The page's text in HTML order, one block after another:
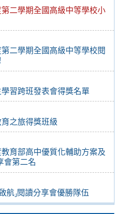
二學期全國高級中等學校小
二學期全國高級中等學校閱
習跨班發表會得獎名單
之旅得獎班級
育部高中優質化輔助方案及
會第二名
航⸥閱讀分享會優勝隊伍